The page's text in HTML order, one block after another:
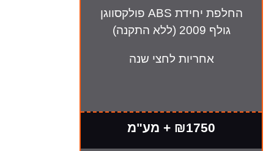
החלפת יחידת ABS פולקסווגן
גולף 2009 (ללא התקנה)
אחריות לחצי שנה
₪1750 + מע"מ